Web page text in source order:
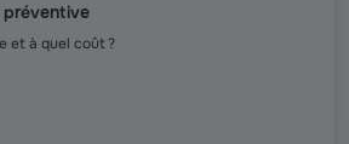
et à quel coût ?